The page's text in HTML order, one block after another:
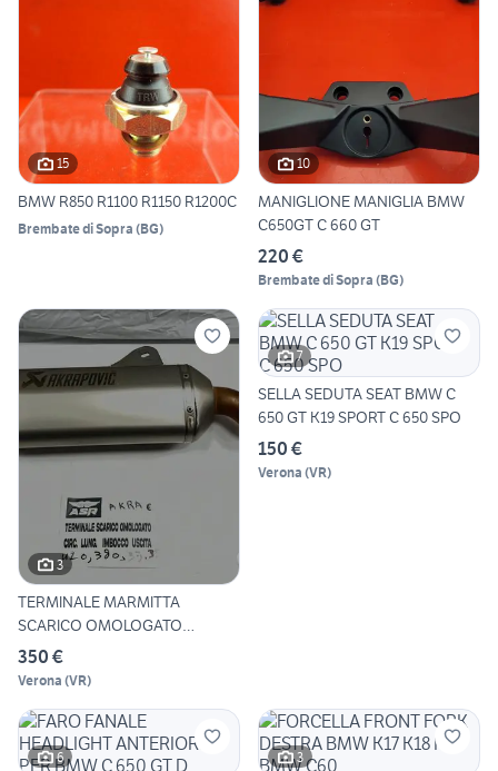
15
BMW R850 R1100 R1150 R1200C
Brembate di Sopra (BG)
10
MANIGLIONE MANIGLIA BMW
C650GT C 660 GT
220 €
Brembate di Sopra (BG)
3
TERMINALE MARMITTA
SCARICO OMOLOGATO
AKRAPOVIC BMW
350 €
Verona (VR)
7
SELLA SEDUTA SEAT BMW C
650 GT K19 SPORT C 650 SPO
150 €
Verona (VR)
6 3